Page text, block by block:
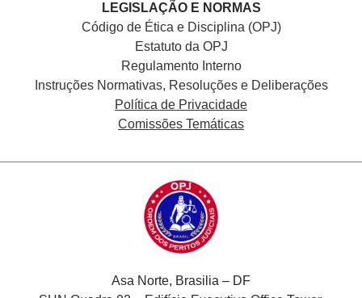
LEGISLAÇÃO E NORMAS
Código de Ética e Disciplina (OPJ)
Estatuto da OPJ
Regulamento Interno
Instruções Normativas, Resoluções e Deliberações
Política de Privacidade
Comissões Temáticas
Asa Norte, Brasilia – DF